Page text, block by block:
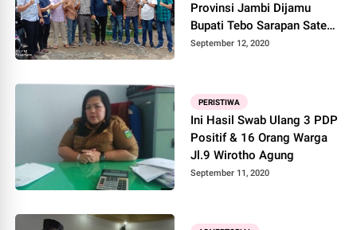
Provinsi Jambi Dijamu
Bupati Tebo Sarapan Sate
Ayang
September 12, 2020
PERISTIWA
Ini Hasil Swab Ulang 3 PDP
Positif & 16 Orang Warga
Jl.9 Wirotho Agung
September 11, 2020